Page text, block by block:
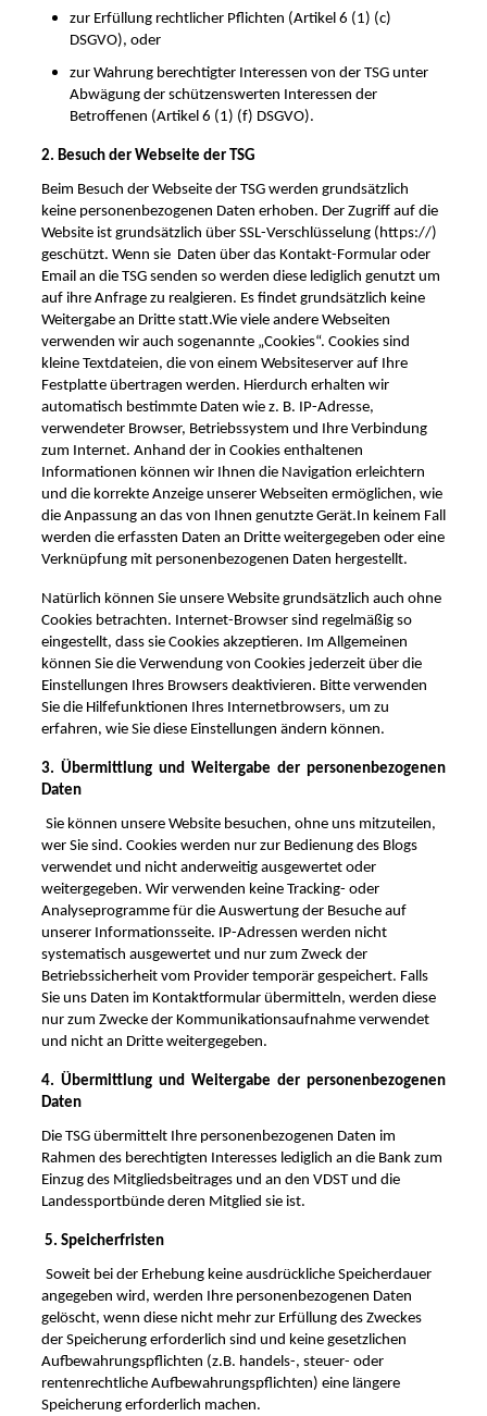
zur Erfüllung rechtlicher Pflichten (Artikel 6 (1) (c)
DSGVO), oder
zur Wahrung berechtigter Interessen von der TSG unter
Abwägung der schützenswerten Interessen der
Betroffenen (Artikel 6 (1) (f) DSGVO).
2. Besuch der Webseite der TSG
Beim Besuch der Webseite der TSG werden grundsätzlich
keine personenbezogenen Daten erhoben. Der Zugriff auf die
Website ist grundsätzlich über SSL-Verschlüsselung (https://)
geschützt. Wenn sie Daten über das Kontakt-Formular oder
Email an die TSG senden so werden diese lediglich genutzt um
auf ihre Anfrage zu realgieren. Es findet grundsätzlich keine
Weitergabe an Dritte statt.Wie viele andere Webseiten
verwenden wir auch sogenannte „Cookies“. Cookies sind
kleine Textdateien, die von einem Websiteserver auf Ihre
Festplatte übertragen werden. Hierdurch erhalten wir
automatisch bestimmte Daten wie z. B. IP-Adresse,
verwendeter Browser, Betriebssystem und Ihre Verbindung
zum Internet. Anhand der in Cookies enthaltenen
Informationen können wir Ihnen die Navigation erleichtern
und die korrekte Anzeige unserer Webseiten ermöglichen, wie
die Anpassung an das von Ihnen genutzte Gerät. In keinem Fall
werden die erfassten Daten an Dritte weitergegeben oder eine
Verknüpfung mit personenbezogenen Daten hergestellt.
Natürlich können Sie unsere Website grundsätzlich auch ohne
Cookies betrachten. Internet-Browser sind regelmäßig so
eingestellt, dass sie Cookies akzeptieren. Im Allgemeinen
können Sie die Verwendung von Cookies jederzeit über die
Einstellungen Ihres Browsers deaktivieren. Bitte verwenden
Sie die Hilfefunktionen Ihres Internetbrowsers, um zu
erfahren, wie Sie diese Einstellungen ändern können.
3. Übermittlung und Weitergabe der personenbezogenen
Daten
Sie können unsere Website besuchen, ohne uns mitzuteilen,
wer Sie sind. Cookies werden nur zur Bedienung des Blogs
verwendet und nicht anderweitig ausgewertet oder
weitergegeben. Wir verwenden keine Tracking- oder
Analyseprogramme für die Auswertung der Besuche auf
unserer Informationsseite. IP-Adressen werden nicht
systematisch ausgewertet und nur zum Zweck der
Betriebssicherheit vom Provider temporär gespeichert. Falls
Sie uns Daten im Kontaktformular übermitteln, werden diese
nur zum Zwecke der Kommunikationsaufnahme verwendet
und nicht an Dritte weitergegeben.
4. Übermittlung und Weitergabe der personenbezogenen
Daten
Die TSGübermittelt Ihre personenbezogenen Daten im
Rahmen des berechtigten Interesses lediglich an die Bank zum
Einzug des Mitgliedsbeitrages und an den VDST und die
Landessportbünde deren Mitglied sie ist.
5. Speicherfristen
Soweit bei der Erhebung keine ausdrückliche Speicherdauer
angegeben wird, werden Ihre personenbezogenen Daten
gelöscht, wenn diese nicht mehr zur Erfüllung des Zweckes
der Speicherung erforderlich sind und keine gesetzlichen
Aufbewahrungspflichten (z.B. handels-, steuer- oder
rentenrechtliche Aufbewahrungspflichten) eine längere
Speicherung erforderlich machen.